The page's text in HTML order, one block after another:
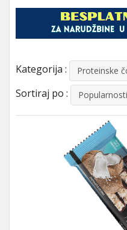
Kategorija : Proteinske
Sortiraj po : Popularnosti